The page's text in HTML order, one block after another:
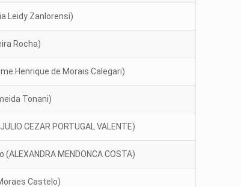
Leidy Zanlorensi)
Rocha)
Henrique de Morais Calegari)
Tonani)
CEZAR PORTUGAL VALENTE)
MENDONCA COSTA)
Castelo)